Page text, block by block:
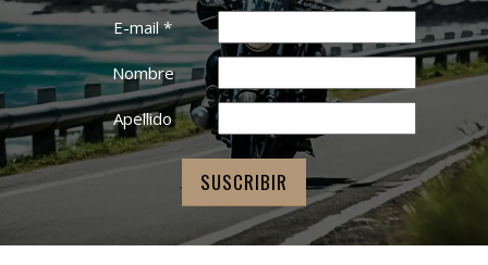
E-mail*
Nombre
Apellido